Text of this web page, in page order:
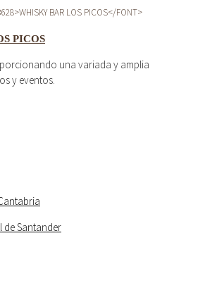
PICOS
una variada y amplia
y eventos.
de Santander